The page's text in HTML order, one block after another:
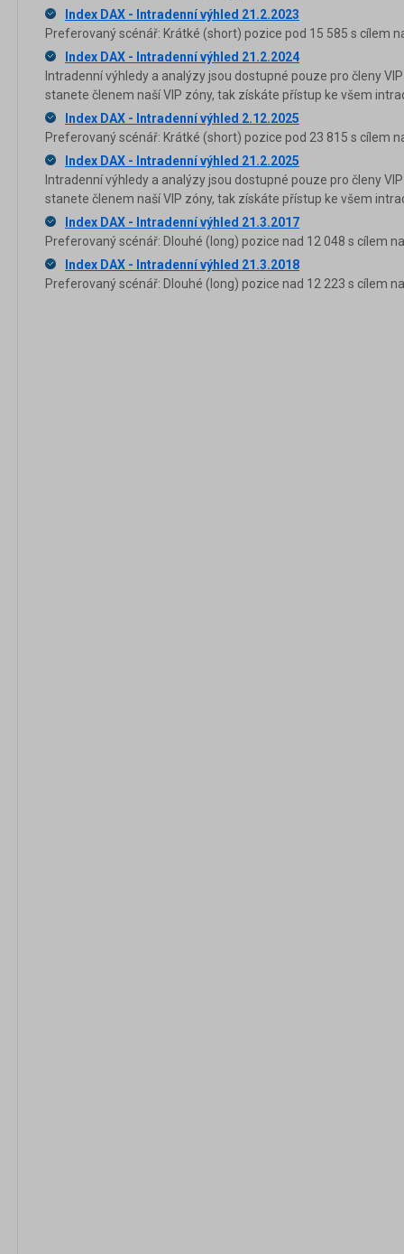
Index DAX - Intradenní výhled 21.2.2023
Preferovaný scénář: Krátké (short) pozice pod 15 585 s cílem
Index DAX - Intradenní výhled 21.2.2024
Intradenní výhledy a analýzy jsou dostupné pouze pro členy
stanete členem naší VIP zóny, tak získáte přístup ke všem
Index DAX - Intradenní výhled 2.12.2025
Preferovaný scénář: Krátké (short) pozice pod 23 815 s cílem
Index DAX - Intradenní výhled 21.2.2025
Intradenní výhledy a analýzy jsou dostupné pouze pro členy
stanete členem naší VIP zóny, tak získáte přístup ke všem
Index DAX - Intradenní výhled 21.3.2017
Preferovaný scénář: Dlouhé (long) pozice nad 12 048 s cílem
Index DAX - Intradenní výhled 21.3.2018
Preferovaný scénář: Dlouhé (long) pozice nad 12 223 s cílem